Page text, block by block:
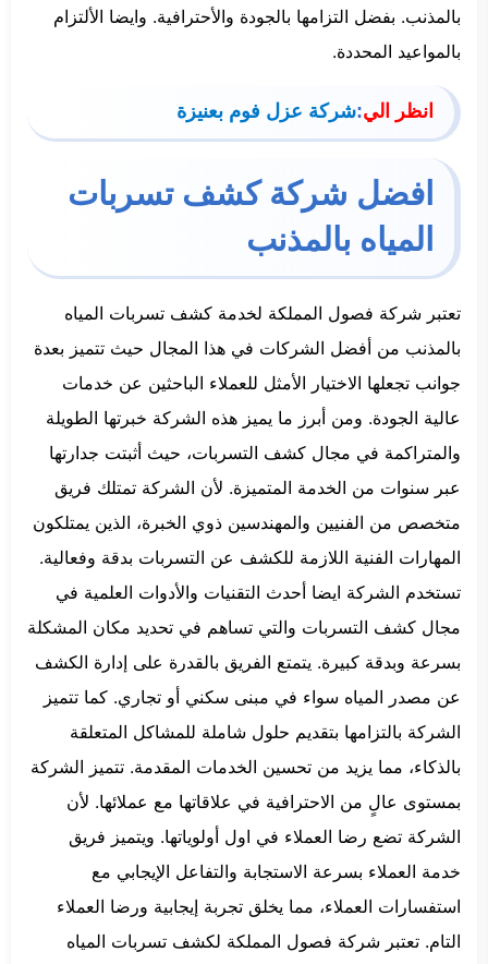
بالمذنب. بفضل التزامها بالجودة والأحترافية. وايضا الألتزام
بالمواعيد المحددة.
انظر الي:شركة عزل فوم بعنيزة
افضل شركة كشف تسربات
المياه بالمذنب
تعتبر شركة فصول المملكة لخدمة كشف تسربات المياه
بالمذنب من أفضل الشركات في هذا المجال حيث تتميز بعدة
جوانب تجعلها الاختيار الأمثل للعملاء الباحثين عن خدمات
عالية الجودة. ومن أبرز ما يميز هذه الشركة خبرتها الطويلة
والمتراكمة في مجال كشف التسربات، حيث أثبتت جدارتها
عبر سنوات من الخدمة المتميزة. لأن الشركة تمتلك فريق
متخصص من الفنيين والمهندسين ذوي الخبرة، الذين يمتلكون
المهارات الفنية اللازمة للكشف عن التسربات بدقة وفعالية.
تستخدم الشركة ايضا أحدث التقنيات والأدوات العلمية في
مجال كشف التسربات والتي تساهم في تحديد مكان المشكلة
بسرعة وبدقة كبيرة. يتمتع الفريق بالقدرة على إدارة الكشف
عن مصدر المياه سواء في مبنى سكني أو تجاري. كما تتميز
الشركة بالتزامها بتقديم حلول شاملة للمشاكل المتعلقة
بالذكاء، مما يزيد من تحسين الخدمات المقدمة. تتميز الشركة
بمستوى عالٍ من الاحترافية في علاقاتها مع عملائها. لأن
الشركة تضع رضا العملاء في اول أولوياتها. ويتميز فريق
خدمة العملاء بسرعة الاستجابة والتفاعل الإيجابي مع
استفسارات العملاء، مما يخلق تجربة إيجابية ورضا العملاء
التام. تعتبر شركة فصول المملكة لكشف تسربات المياه